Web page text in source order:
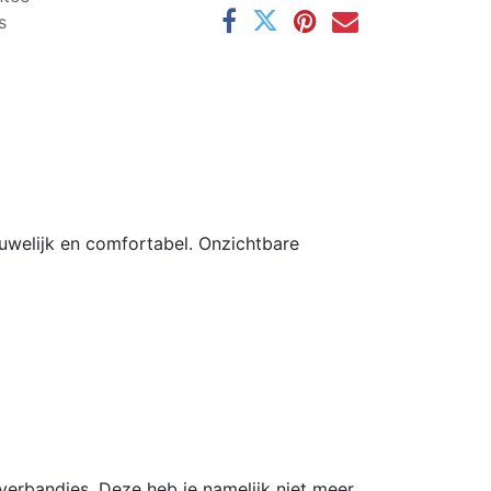
en comfortabel. Onzichtbare